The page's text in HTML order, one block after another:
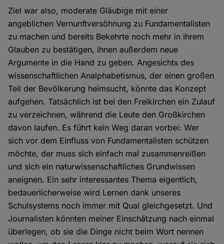
Ziel war also, moderate Gläubige mit einer
angeblichen Vernunftversöhnung zu Fundamentalisten
zu machen und bereits Bekehrte noch mehr in ihrem
Glauben zu bestätigen, ihnen außerdem neue
Argumente in die Hand zu geben. Angesichts des
wissenschaftlichen Analphabetismus, der einen großen
Teil der Bevölkerung heimsucht, könnte das Konzept
aufgehen. Tatsächlich ist bei den Freikirchen ein Zulauf
zu verzeichnen, während die Leute den Großkirchen
davon laufen. Es führt kein Weg daran vorbei: Wer
sich vor dem Einfluss von Fundamentalisten schützen
möchte, der muss sich einfach mal zusammenreißen
und sich ein naturwissenschaftliches Grundwissen
aneignen. Ein sehr interessantes Thema eigentlich,
bedauerlicherweise wird Lernen dank unseres
Schulsystems noch immer mit Qual gleichgesetzt. Und
Journalisten könnten meiner Einschätzung nach einmal
überlegen, ob sie die Dinge nicht beim Wort nennen